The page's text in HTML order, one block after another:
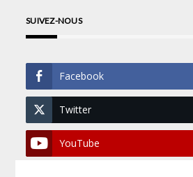
SUIVEZ-NOUS
Facebook
Twitter
YouTube